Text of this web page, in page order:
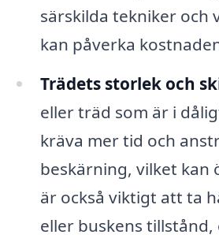
särskilda tekniker och
kan påverka
Trädets storlek och
eller träd som är i
kräva mer tid och
beskärning, vilket kan
är också viktigt att ta
eller buskens